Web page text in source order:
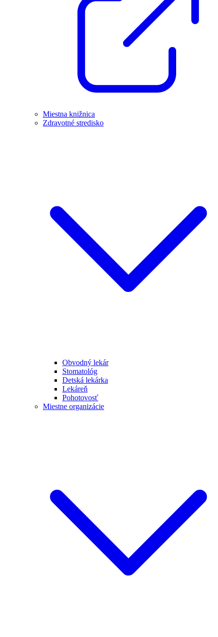
Miestna knižnica
Zdravotné stredisko
Obvodný lekár
Stomatológ
Detská lekárka
Lekáreň
Pohotovosť
Miestne organizácie